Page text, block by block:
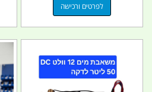
לפרטים ורכישה